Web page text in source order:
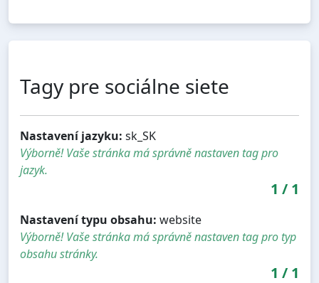
Tagy pre sociálne siete
Nastavení jazyku: sk_SK
Výborně! Vaše stránka má správně nastaven tag pro
jazyk.
1 / 1
Nastavení typu obsahu: website
Výborně! Vaše stránka má správně nastaven tag pro typ
obsahu stránky.
1 / 1